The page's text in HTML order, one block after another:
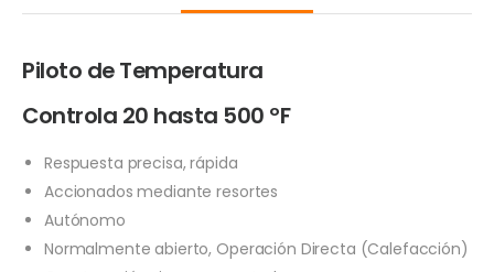
Piloto de Temperatura
Controla 20 hasta 500 ºF
Respuesta precisa, rápida
Accionados mediante resortes
Autónomo
Normalmente abierto, Operación Directa (Calefacción)